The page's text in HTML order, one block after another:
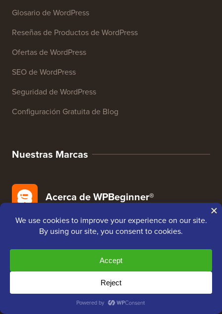
Glosario de WordPress
Reseñas de Productos de WordPress
Ofertas de WordPress
SEO de WordPress
Seguridad de WordPress
Configuración Gratuita de Blog
Nuestras Marcas
Acerca de WPBeginner®
WPBeginner es un sitio de recursos gratuitos de
de este sitio es proporcionar tutoriales de alta calidad
de WordPress y otros recursos de capacitación para
ayudar a las personas a aprender WordPress y mejorar